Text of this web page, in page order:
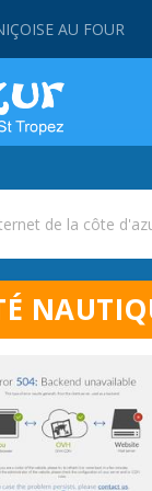
AU FOUR
de la côte